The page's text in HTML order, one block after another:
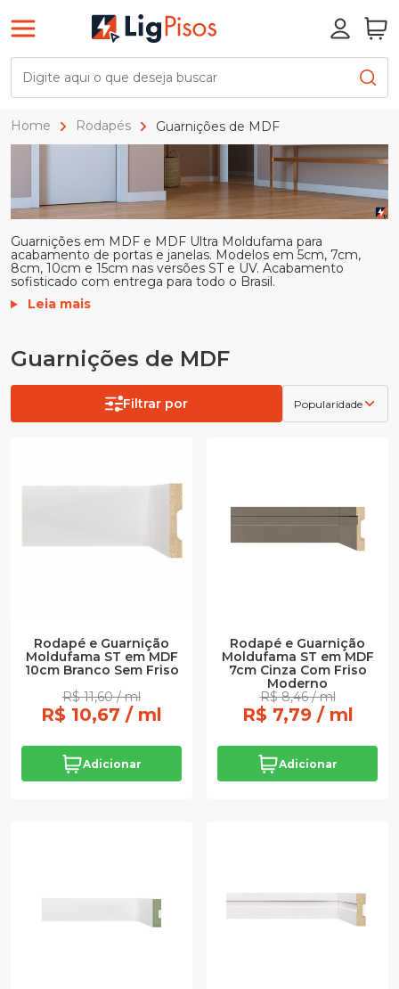
Home Rodapés Guarnições de MDF
Guarnições em MDF e MDF Ultra Moldufama para
acabamento de portas e janelas. Modelos em 5cm, 7cm,
8cm, 10cm e 15cm nas versões ST e UV. Acabamento
sofisticado com entrega para todo o Brasil.
Leia mais
Guarnições de MDF
Filtrar por Popularidade
Rodapé e Guarnição
Moldufama ST em MDF
10cm Branco Sem Friso
R$ 11,60 / ml
R$ 10,67 / ml
Adicionar
Rodapé e Guarnição
Moldufama ST em MDF
7cm Cinza Com Friso
Moderno
R$ 8,46 / ml
R$ 7,79 / ml
Adicionar